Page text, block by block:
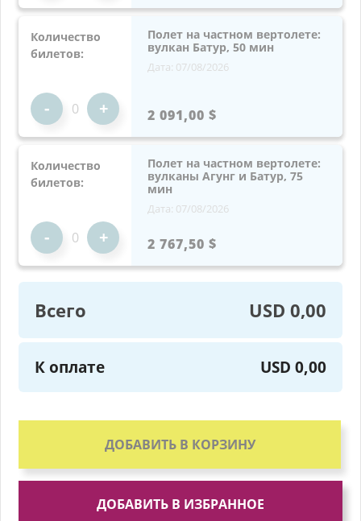
Полет на частном вертолете:
вулкан Батур, 50 мин
Дата: 07/08/2026
2 091,00 $
Количество
билетов:
- +
Полет на частном вертолете:
вулканы Агунг и Батур, 75
мин
Дата: 07/08/2026
2 767,50 $
Количество
билетов:
- +
Всего USD 0,00
К оплате USD 0,00
ДОБАВИТЬ В КОРЗИНУ
ДОБАВИТЬ В ИЗБРАННОЕ